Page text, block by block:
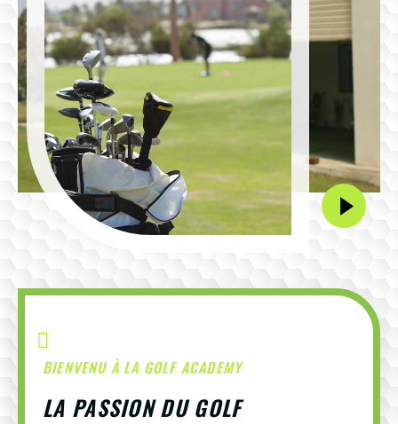
BIENVENU À LA GOLF ACADEMY
LA PASSION DU GOLF